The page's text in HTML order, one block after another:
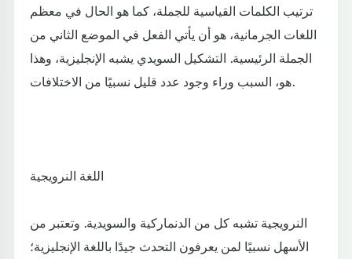
ترتيب الكلمات القياسية للجملة، كما هو الحال في معظم
اللغات الجرمانية، هو أن يأتي الفعل في الموضع الثاني من
الجملة الرئيسية. التشكيل السويدي يشبه الإنجليزية، وهذا
هو، السبب وراء وجود عدد قليل نسبيًا من الاختلافات.
اللغة النرويجية
النرويجية تشبه كل من الدنماركية والسويدية. وتعتبر من
الأسهل نسبيًا لمن يعرفون التحدث جيدًا باللغة الإنجليزية؛